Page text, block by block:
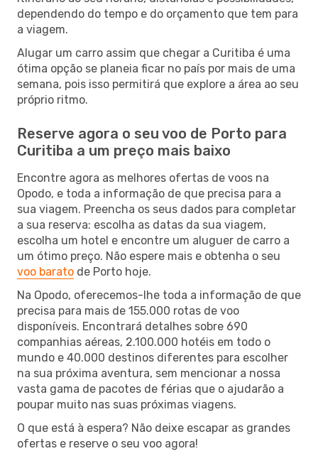
dependendo do tempo e do orçamento que tem para
a viagem.
Alugar um carro assim que chegar a Curitiba é uma
ótima opção se planeia ficar no país por mais de uma
semana, pois isso permitirá que explore a área ao seu
próprio ritmo.
Reserve agora o seu voo de Porto para
Curitiba a um preço mais baixo
Encontre agora as melhores ofertas de voos na
Opodo, e toda a informação de que precisa para a
sua viagem. Preencha os seus dados para completar
a sua reserva: escolha as datas da sua viagem,
escolha um hotel e encontre um aluguer de carro a
um ótimo preço. Não espere mais e obtenha o seu
voo barato de Porto hoje.
Na Opodo, oferecemos-lhe toda a informação de que
precisa para mais de 155.000 rotas de voo
disponíveis. Encontrará detalhes sobre 690
companhias aéreas, 2.100.000 hotéis em todo o
mundo e 40.000 destinos diferentes para escolher
na sua próxima aventura, sem mencionar a nossa
vasta gama de pacotes de férias que o ajudarão a
poupar muito nas suas próximas viagens.
O que está à espera? Não deixe escapar as grandes
ofertas e reserve o seu voo agora!